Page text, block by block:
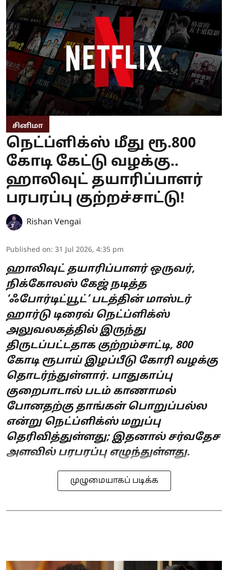
சினிமா
நெட்ப்ளிக்ஸ் மீது ரூ.800
கோடி கேட்டு வழக்கு..
ஹாலிவுட் தயாரிப்பாளர்
பரபரப்பு குற்றச்சாட்டு!
Rishan Vengai
Published on: 31 Jul 2026, 4:35 pm
ஹாலிவுட் தயாரிப்பாளர் ஒருவர்,
நிக்கோலஸ் கேஜ் நடித்த
‘ஃபோர்டிட்யூட்’ படத்தின் மாஸ்டர்
ஹார்டு டிரைவ் நெட்ப்ளிக்ஸ்
அலுவலகத்தில் இருந்து
திருடப்பட்டதாக குற்றம்சாட்டி, 800
கோடி ரூபாய் இழப்பீடு கோரி வழக்கு
தொடர்ந்துள்ளார். பாதுகாப்பு
குறைபாடால் படம் காணாமல்
போனதற்கு தாங்கள் பொறுப்பல்ல
என்று நெட்ப்ளிக்ஸ் மறுப்பு
தெரிவித்துள்ளது; இதனால் சர்வதேச
அளவில் பரபரப்பு எழுந்துள்ளது.
முழுமையாகப் படிக்க